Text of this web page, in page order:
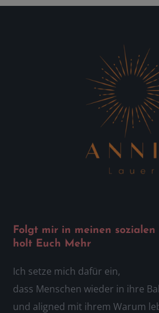
Folgt mir in meinen sozialen
holt Euch Mehr
Ich setze mich dafür ein,
dass Menschen wieder in ihre
und aligned mit ihrem Warum